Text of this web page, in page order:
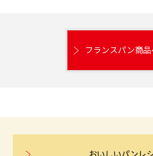
フランスパン商
おいしいパンレ